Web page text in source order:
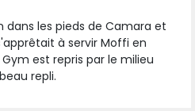
dans les pieds de Camara et
à servir Moffi en
est repris par le milieu
repli.